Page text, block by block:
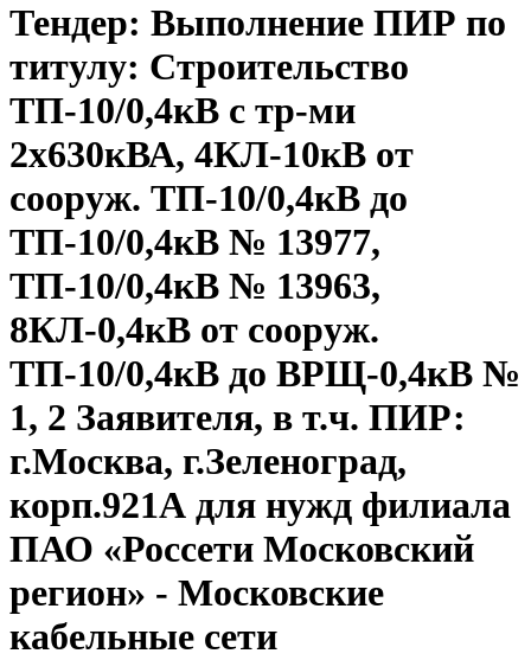
Тендер: Выполнение ПИР по
титулу: Строительство
ТП-10/0,4кВ с тр-ми
2х630кВА, 4КЛ-10кВ от
сооруж. ТП-10/0,4кВ до
ТП-10/0,4кВ № 13977,
ТП-10/0,4кВ № 13963,
8КЛ-0,4кВ от сооруж.
ТП-10/0,4кВ до ВРЩ-0,4кВ №
1, 2 Заявителя, в т.ч. ПИР:
г.Москва, г.Зеленоград,
корп.921А для нужд филиала
ПАО «Россети Московский
регион» - Московские
кабельные сети